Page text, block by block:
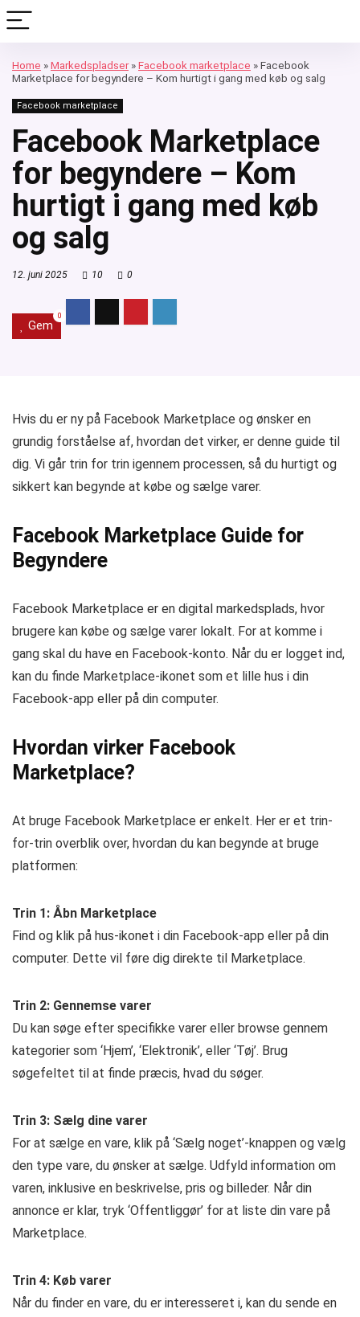
Home »Markedspladser»Facebook marketplace »Facebook
Marketplace for begyndere – Kom hurtigt i gang med køb og salg
Facebook marketplace
Facebook Marketplace
for begyndere – Kom
hurtigt i gang med køb
og salg
12. juni 2025 10 0
Gem
0
Hvis du er ny på Facebook Marketplace og ønsker en
grundig forståelse af, hvordan det virker, er denne guide til
dig. Vi går trin for trin igennem processen, så du hurtigt og
sikkert kan begynde at købe og sælge varer.
Facebook Marketplace Guide for
Begyndere
Facebook Marketplace er en digital markedsplads, hvor
brugere kan købe og sælge varer lokalt. For at komme i
gang skal du have en Facebook-konto. Når du er logget ind,
kan du finde Marketplace-ikonet som et lille hus i din
Facebook-app eller på din computer.
Hvordan virker Facebook
Marketplace?
At bruge Facebook Marketplace er enkelt. Her er et trin-
for-trin overblik over, hvordan du kan begynde at bruge
platformen:
Trin 1: Åbn Marketplace
Find og klik på hus-ikonet i din Facebook-app eller på din
computer. Dette vil føre dig direkte til Marketplace.
Trin 2: Gennemse varer
Du kan søge efter specifikke varer eller browse gennem
kategorier som ‘Hjem’, ‘Elektronik’, eller ‘Tøj’. Brug
søgefeltet til at finde præcis, hvad du søger.
Trin 3: Sælg dine varer
For at sælge en vare, klik på ‘Sælg noget’-knappen og vælg
den type vare, du ønsker at sælge. Udfyld information om
varen, inklusive en beskrivelse, pris og billeder. Når din
annonce er klar, tryk ‘Offentliggør’ for at liste din vare på
Marketplace.
Trin 4: Køb varer
Når du finder en vare, du er interesseret i, kan du sende en